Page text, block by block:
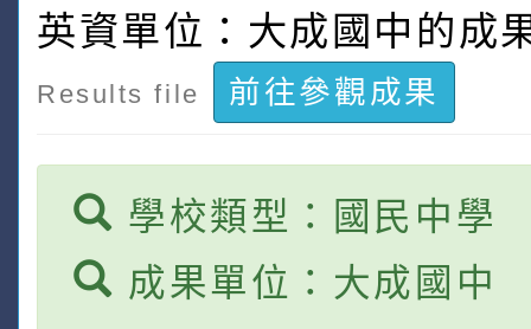
英資單位：大成國中的成
Results file 前往參觀成果
學校類型：國民中學
成果單位：大成國中